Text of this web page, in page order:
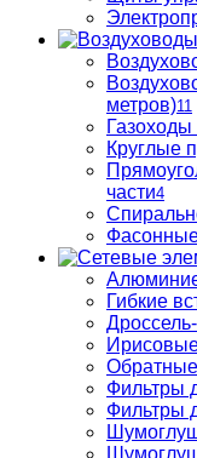
метров)11
Круглые
части4
Гибкие
Фильтры
Фильтры